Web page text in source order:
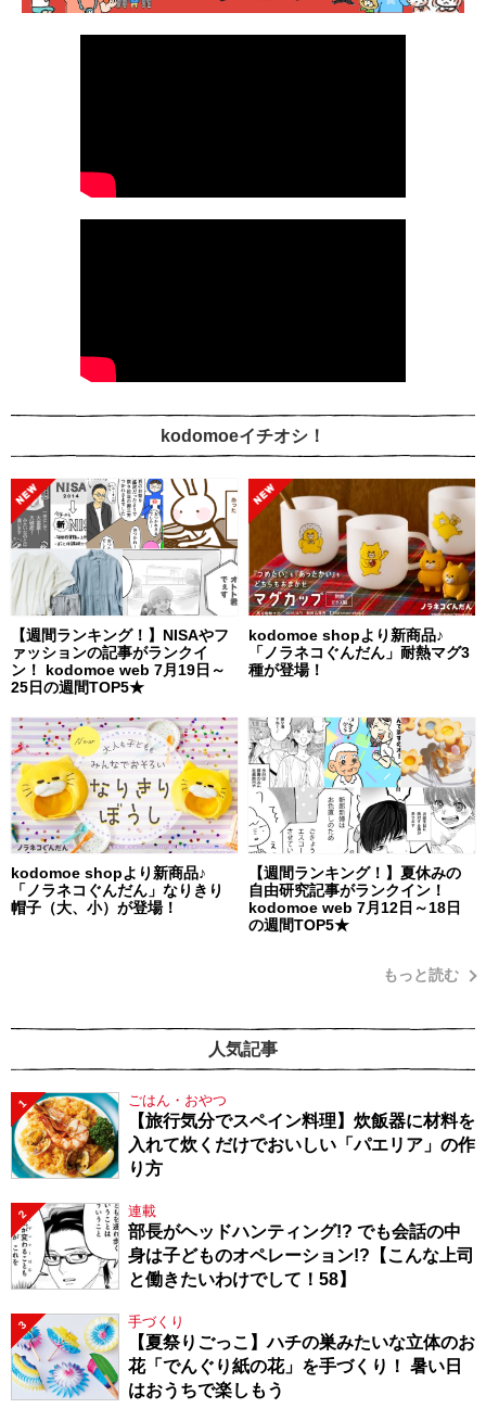
kodomoeイチオシ！
【週間ランキング！】NISAやフ
ァッションの記事がランクイ
ン！ kodomoe web 7月19日～
25日の週間TOP5★
kodomoe shopより新商品♪
「ノラネコぐんだん」耐熱マグ3
種が登場！
kodomoe shopより新商品♪
「ノラネコぐんだん」なりきり
帽子（大、小）が登場！
【週間ランキング！】夏休みの
自由研究記事がランクイン！
kodomoe web 7月12日～18日
の週間TOP5★
もっと読む
人気記事
1 ごはん・おやつ
【旅行気分でスペイン料理】炊飯器に材料を
入れて炊くだけでおいしい「パエリア」の作
り方
2 連載
部長がヘッドハンティング!? でも会話の中
身は子どものオペレーション!?【こんな上司
と働きたいわけでして！58】
3 手づくり
【夏祭りごっこ】ハチの巣みたいな立体のお
花「でんぐり紙の花」を手づくり！ 暑い日
はおうちで楽しもう